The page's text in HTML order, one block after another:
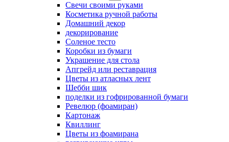
Свечи своими руками
Косметика ручной работы
Домашний декор
декорирование
Соленое тесто
Коробки из бумаги
Украшение для стола
Апгрейд или реставрация
Цветы из атласных лент
Шебби шик
поделки из гофрированной бумаги
Ревелюр (фоамиран)
Картонаж
Квиллинг
Цветы из фоамирана